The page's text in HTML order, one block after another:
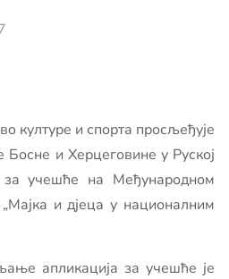
културе и спорта просљеђује
и Херцеговине у Руској
учешће на Међународном
и дјеца у националним
апликација за учешће је